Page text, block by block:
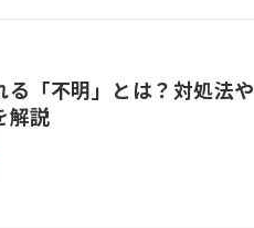
「不明」とは？対処法や
解説